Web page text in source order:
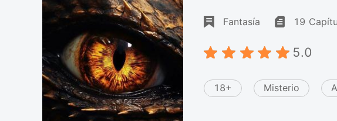
Fantasía 19
5.0
18+ Misterio